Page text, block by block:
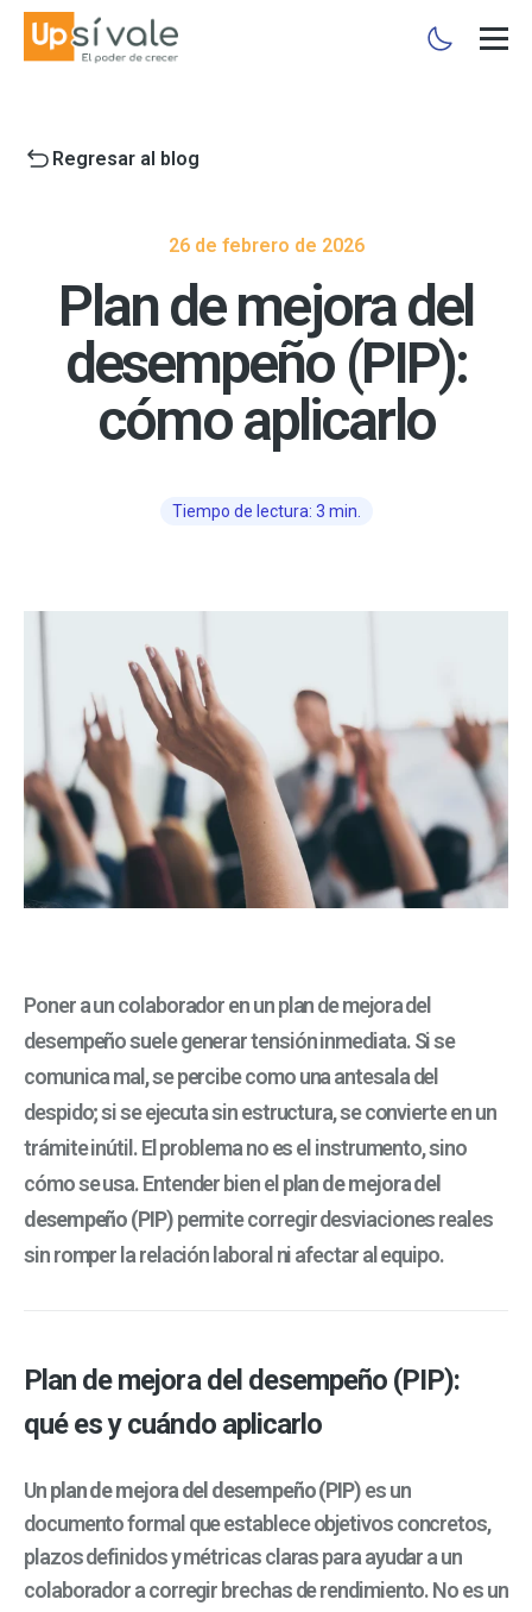
Regresar al blog
26 de febrero de 2026
Plan de mejora del
desempeño (PIP):
cómo aplicarlo
Tiempo de lectura: 3 min.
Poner a un colaborador en un plan de mejora del
desempeño suele generar tensión inmediata. Si se
comunica mal, se percibe como una antesala del
despido; si se ejecuta sin estructura, se convierte en un
trámite inútil. El problema no es el instrumento, sino
cómo se usa. Entender bien el plan de mejora del
desempeño (PIP)permite corregir desviaciones reales
sin romper la relación laboral ni afectar al equipo.
Plan de mejora del desempeño (PIP):
qué es y cuándo aplicarlo
Unplan de mejora del desempeño (PIP)es un
documento formal que establece objetivos concretos,
plazos definidos y métricas claras para ayudar a un
colaborador a corregir brechas de rendimiento. No es un